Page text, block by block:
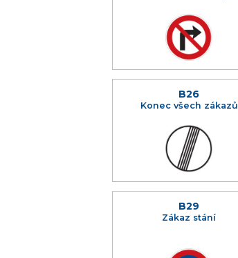
B26
Konec všech zákazů
B29
Zákaz stání